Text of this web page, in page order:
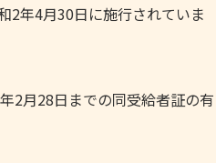
2年4月30日に施行されていま
2月28日までの同受給者証の有